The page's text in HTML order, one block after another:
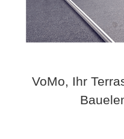
VoMo, Ihr